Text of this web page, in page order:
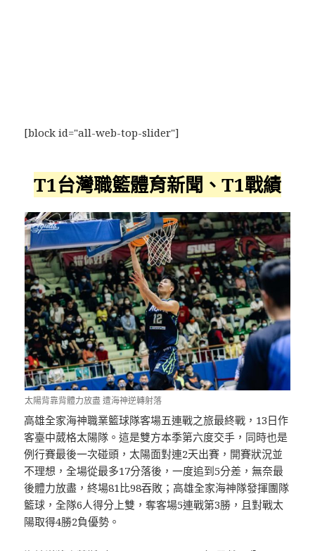
[block id="all-web-top-slider"]
T1台灣職籃體育新聞、T1戰績
太陽背靠背體力放盡 遭海神逆轉射落
高雄全家海神職業籃球隊客場五連戰之旅最終戰，13日作
客臺中葳格太陽隊。這是雙方本季第六度交手，同時也是
例行賽最後一次碰頭，太陽面對連2天出賽，開賽狀況並
不理想，全場從最多17分落後，一度追到5分差，無奈最
後體力放盡，終場81比98吞敗；高雄全家海神隊發揮團隊
籃球，全隊6人得分上雙，奪客場5連戰第3勝，且對戰太
陽取得4勝2負優勢。